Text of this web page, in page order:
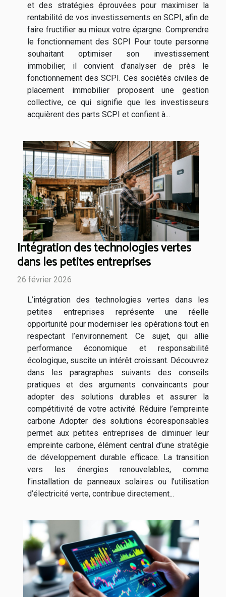
et des stratégies éprouvées pour maximiser la
rentabilité de vos investissements en SCPI, afin de
faire fructifier au mieux votre épargne. Comprendre
le fonctionnement des SCPI Pour toute personne
souhaitant optimiser son investissement
immobilier, il convient d'analyser de près le
fonctionnement des SCPI. Ces sociétés civiles de
placement immobilier proposent une gestion
collective, ce qui signifie que les investisseurs
acquièrent des parts SCPI et confient à...
Intégration des technologies vertes
dans les petites entreprises
26 février 2026
L’intégration des technologies vertes dans les
petites entreprises représente une réelle
opportunité pour moderniser les opérations tout en
respectant l’environnement. Ce sujet, qui allie
performance économique et responsabilité
écologique, suscite un intérêt croissant. Découvrez
dans les paragraphes suivants des conseils
pratiques et des arguments convaincants pour
adopter des solutions durables et assurer la
compétitivité de votre activité. Réduire l’empreinte
carbone Adopter des solutions écoresponsables
permet aux petites entreprises de diminuer leur
empreinte carbone, élément central d’une stratégie
de développement durable efficace. La transition
vers les énergies renouvelables, comme
l’installation de panneaux solaires ou l’utilisation
d’électricité verte, contribue directement...